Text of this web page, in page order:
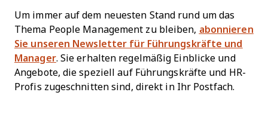
Um immer auf dem neuesten Stand rund um das
Thema People Management zu bleiben, abonnieren
Sie unseren Newsletter für Führungskräfte und
Manager. Sie erhalten regelmäßig Einblicke und
Angebote, die speziell auf Führungskräfte und HR-
Profis zugeschnitten sind, direkt in Ihr Postfach.